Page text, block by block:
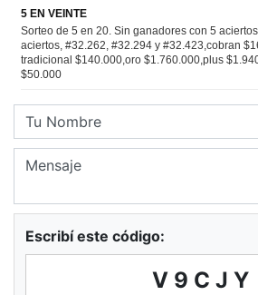
Escribí este código:
V9CJY